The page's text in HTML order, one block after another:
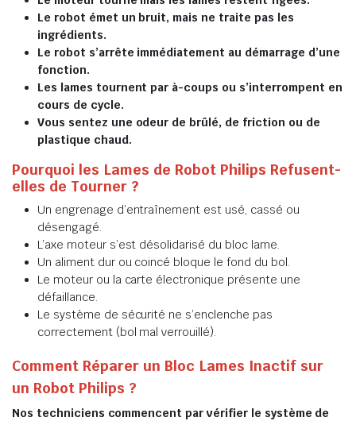
Le robot émet un bruit, mais ne traite pas les
ingrédients.
Le robot s’arrête immédiatement au démarrage d’une
fonction.
Les lames tournent par à-coups ou s’interrompent en
cours de cycle.
Vous sentez une odeur de brûlé, de friction ou de
plastique chaud.
Pourquoi les Lames de Robot Philips Refusent-
elles de Tourner ?
Un engrenage d’entraînement est usé, cassé ou
désengagé.
L’axe moteur s’est désolidarisé du bloc lame.
Un aliment dur ou coincé bloque le fond du bol.
Le moteur ou la carte électronique présente une
défaillance.
Le système de sécurité ne s’enclenche pas
correctement (bol mal verrouillé).
Comment Réparer un Bloc Lames Inactif sur
un Robot Philips ?
Nos techniciens commencent par vérifier le système de